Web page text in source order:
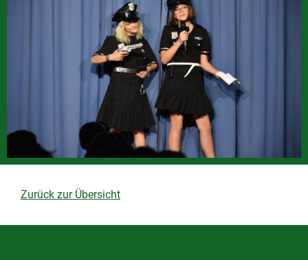
Zurück zur Übersicht